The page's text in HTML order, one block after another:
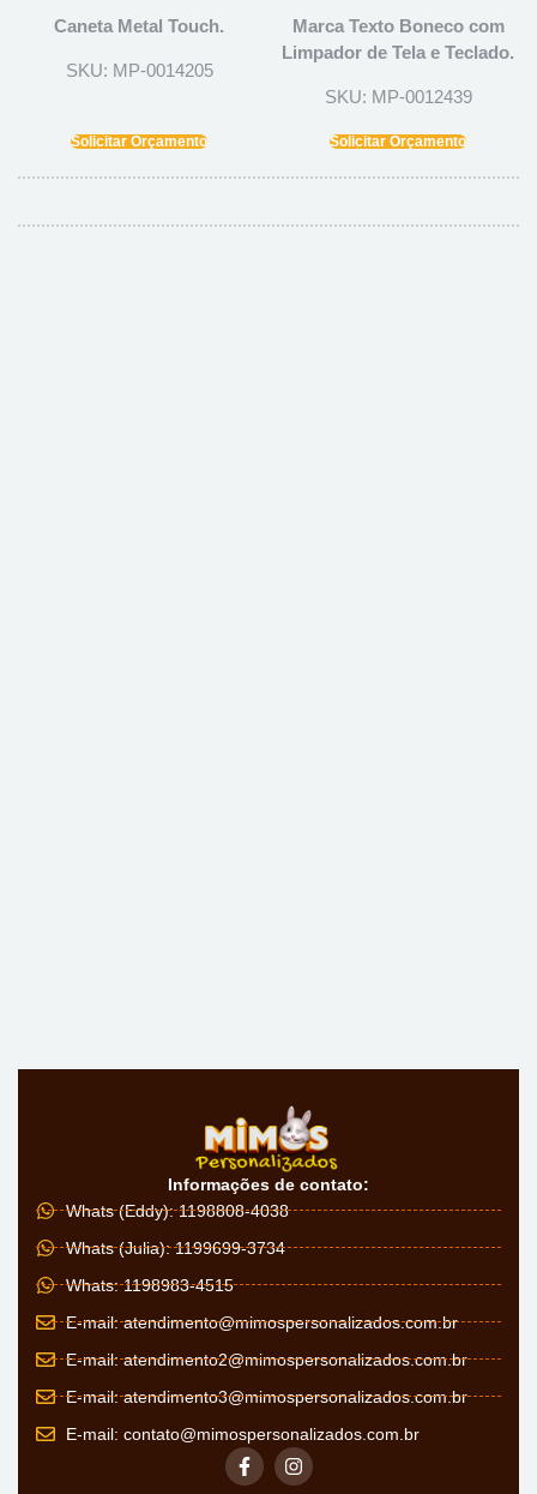
Caneta Metal Touch.
SKU: MP-0014205
Solicitar Orçamento
Marca Texto Boneco com
Limpador de Tela e Teclado.
SKU: MP-0012439
Solicitar Orçamento
Informações de contato:
Whats (Eddy): 1198808-4038
Whats (Julia): 1199699-3734
Whats: 1198983-4515
E-mail:atendimento@mimospersonalizados.com.br
E-mail:atendimento2@mimospersonalizados.com.br
E-mail:atendimento3@mimospersonalizados.com.br
E-mail: contato@mimospersonalizados.com.br